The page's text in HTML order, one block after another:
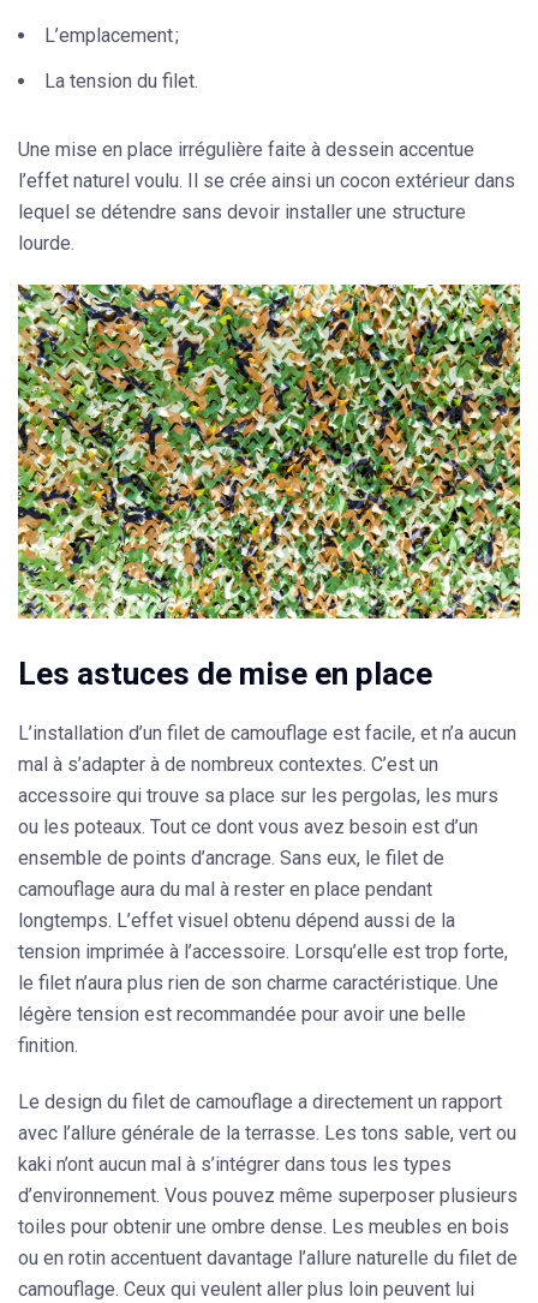
L’emplacement ;
La tension du filet.
Une mise en place irrégulière faite à dessein accentue
l’effet naturel voulu. Il se crée ainsi un cocon extérieur dans
lequel se détendre sans devoir installer une structure
lourde.
Les astuces de mise en place
L’installation d’un filet de camouflage est facile, et n’a aucun
mal à s’adapter à de nombreux contextes. C’est un
accessoire qui trouve sa place sur les pergolas, les murs
ou les poteaux. Tout ce dont vous avez besoin est d’un
ensemble de points d’ancrage. Sans eux, le filet de
camouflage aura du mal à rester en place pendant
longtemps. L’effet visuel obtenu dépend aussi de la
tension imprimée à l’accessoire. Lorsqu’elle est trop forte,
le filet n’aura plus rien de son charme caractéristique. Une
légère tension est recommandée pour avoir une belle
finition.
Le design du filet de camouflage a directement un rapport
avec l’allure générale de la terrasse. Les tons sable, vert ou
kaki n’ont aucun mal à s’intégrer dans tous les types
d’environnement. Vous pouvez même superposer plusieurs
toiles pour obtenir une ombre dense. Les meubles en bois
ou en rotin accentuent davantage l’allure naturelle du filet de
camouflage. Ceux qui veulent aller plus loin peuvent lui